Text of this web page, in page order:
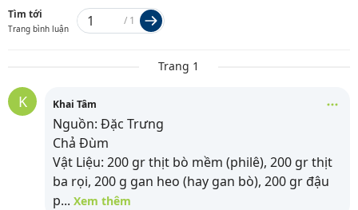
Tìm tới
Trang bình luận
/ 1
Trang 1
K Khai Tâm
Nguồn: Đặc Trưng
Chả Đùm
Vật Liệu: 200 gr thịt bò mềm (philê), 200 gr thịt
ba rọi, 200 g gan heo (hay gan bò), 200 gr đậu
p... Xem thêm